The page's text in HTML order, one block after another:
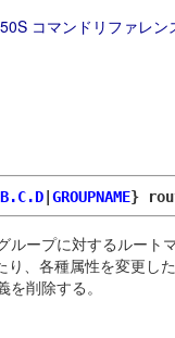
コマンドリファレン
GROUPNAME}
ループに対するルー
り、各種属性を変更し
削除する。